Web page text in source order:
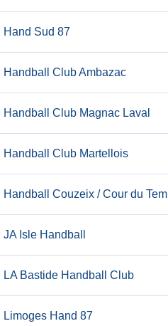
Hand Sud 87
Handball Club Ambazac
Handball Club Magnac Laval
Handball Club Martellois
Handball Couzeix / Cour du
JA Isle Handball
LA Bastide Handball Club
Limoges Hand 87